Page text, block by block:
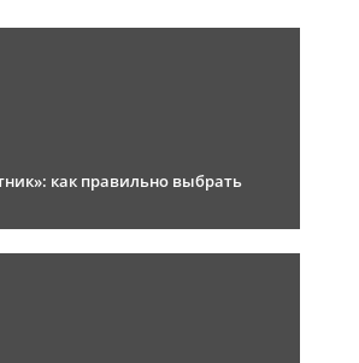
как правильно выбрать